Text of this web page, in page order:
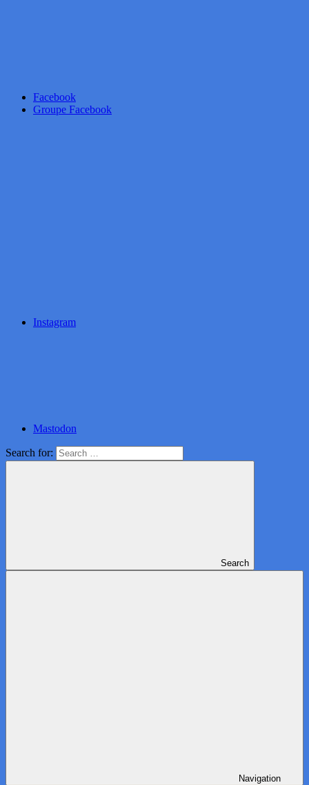
Facebook
Groupe Facebook
Instagram
Mastodon
Search for:
Search
Navigation